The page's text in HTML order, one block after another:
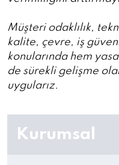
Kurumsal
Müşteri odaklılık,
kalite, çevre, iş
konularında hem
de sürekli gelişme
uygularız.